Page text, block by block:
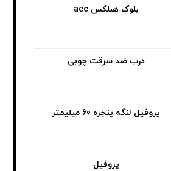
بلوک هبلکس acc
درب ضد سرقت چوبی
پروفیل لنگه پنجره 60 میلیمتر
پروفیل